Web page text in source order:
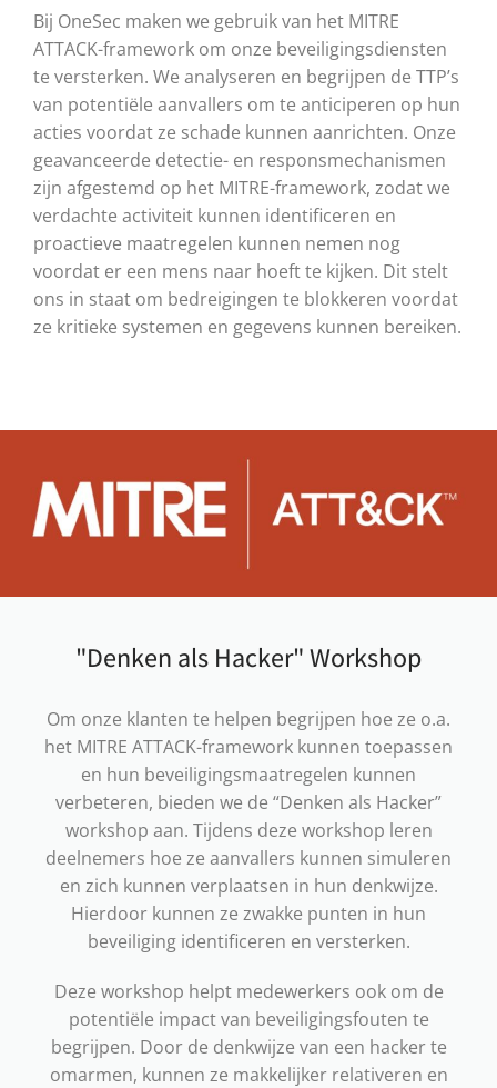
Bij OneSec maken we gebruik van het MITRE
ATTACK-framework om onze beveiligingsdiensten
te versterken. We analyseren en begrijpen de TTP’s
van potentiële aanvallers om te anticiperen op hun
acties voordat ze schade kunnen aanrichten. Onze
geavanceerde detectie- en responsmechanismen
zijn afgestemd op het MITRE-framework, zodat we
verdachte activiteit kunnen identificeren en
proactieve maatregelen kunnen nemen nog
voordat er een mens naar hoeft te kijken. Dit stelt
ons in staat om bedreigingen te blokkeren voordat
ze kritieke systemen en gegevens kunnen bereiken.
"Denken als Hacker" Workshop
Om onze klanten te helpen begrijpen hoe ze o.a.
het MITRE ATTACK-framework kunnen toepassen
en hun beveiligingsmaatregelen kunnen
verbeteren, bieden we de “Denken als Hacker”
workshop aan. Tijdens deze workshop leren
deelnemers hoe ze aanvallers kunnen simuleren
en zich kunnen verplaatsen in hun denkwijze.
Hierdoor kunnen ze zwakke punten in hun
beveiliging identificeren en versterken.
Deze workshop helpt medewerkers ook om de
potentiële impact van beveiligingsfouten te
begrijpen. Door de denkwijze van een hacker te
omarmen, kunnen ze makkelijker relativeren en